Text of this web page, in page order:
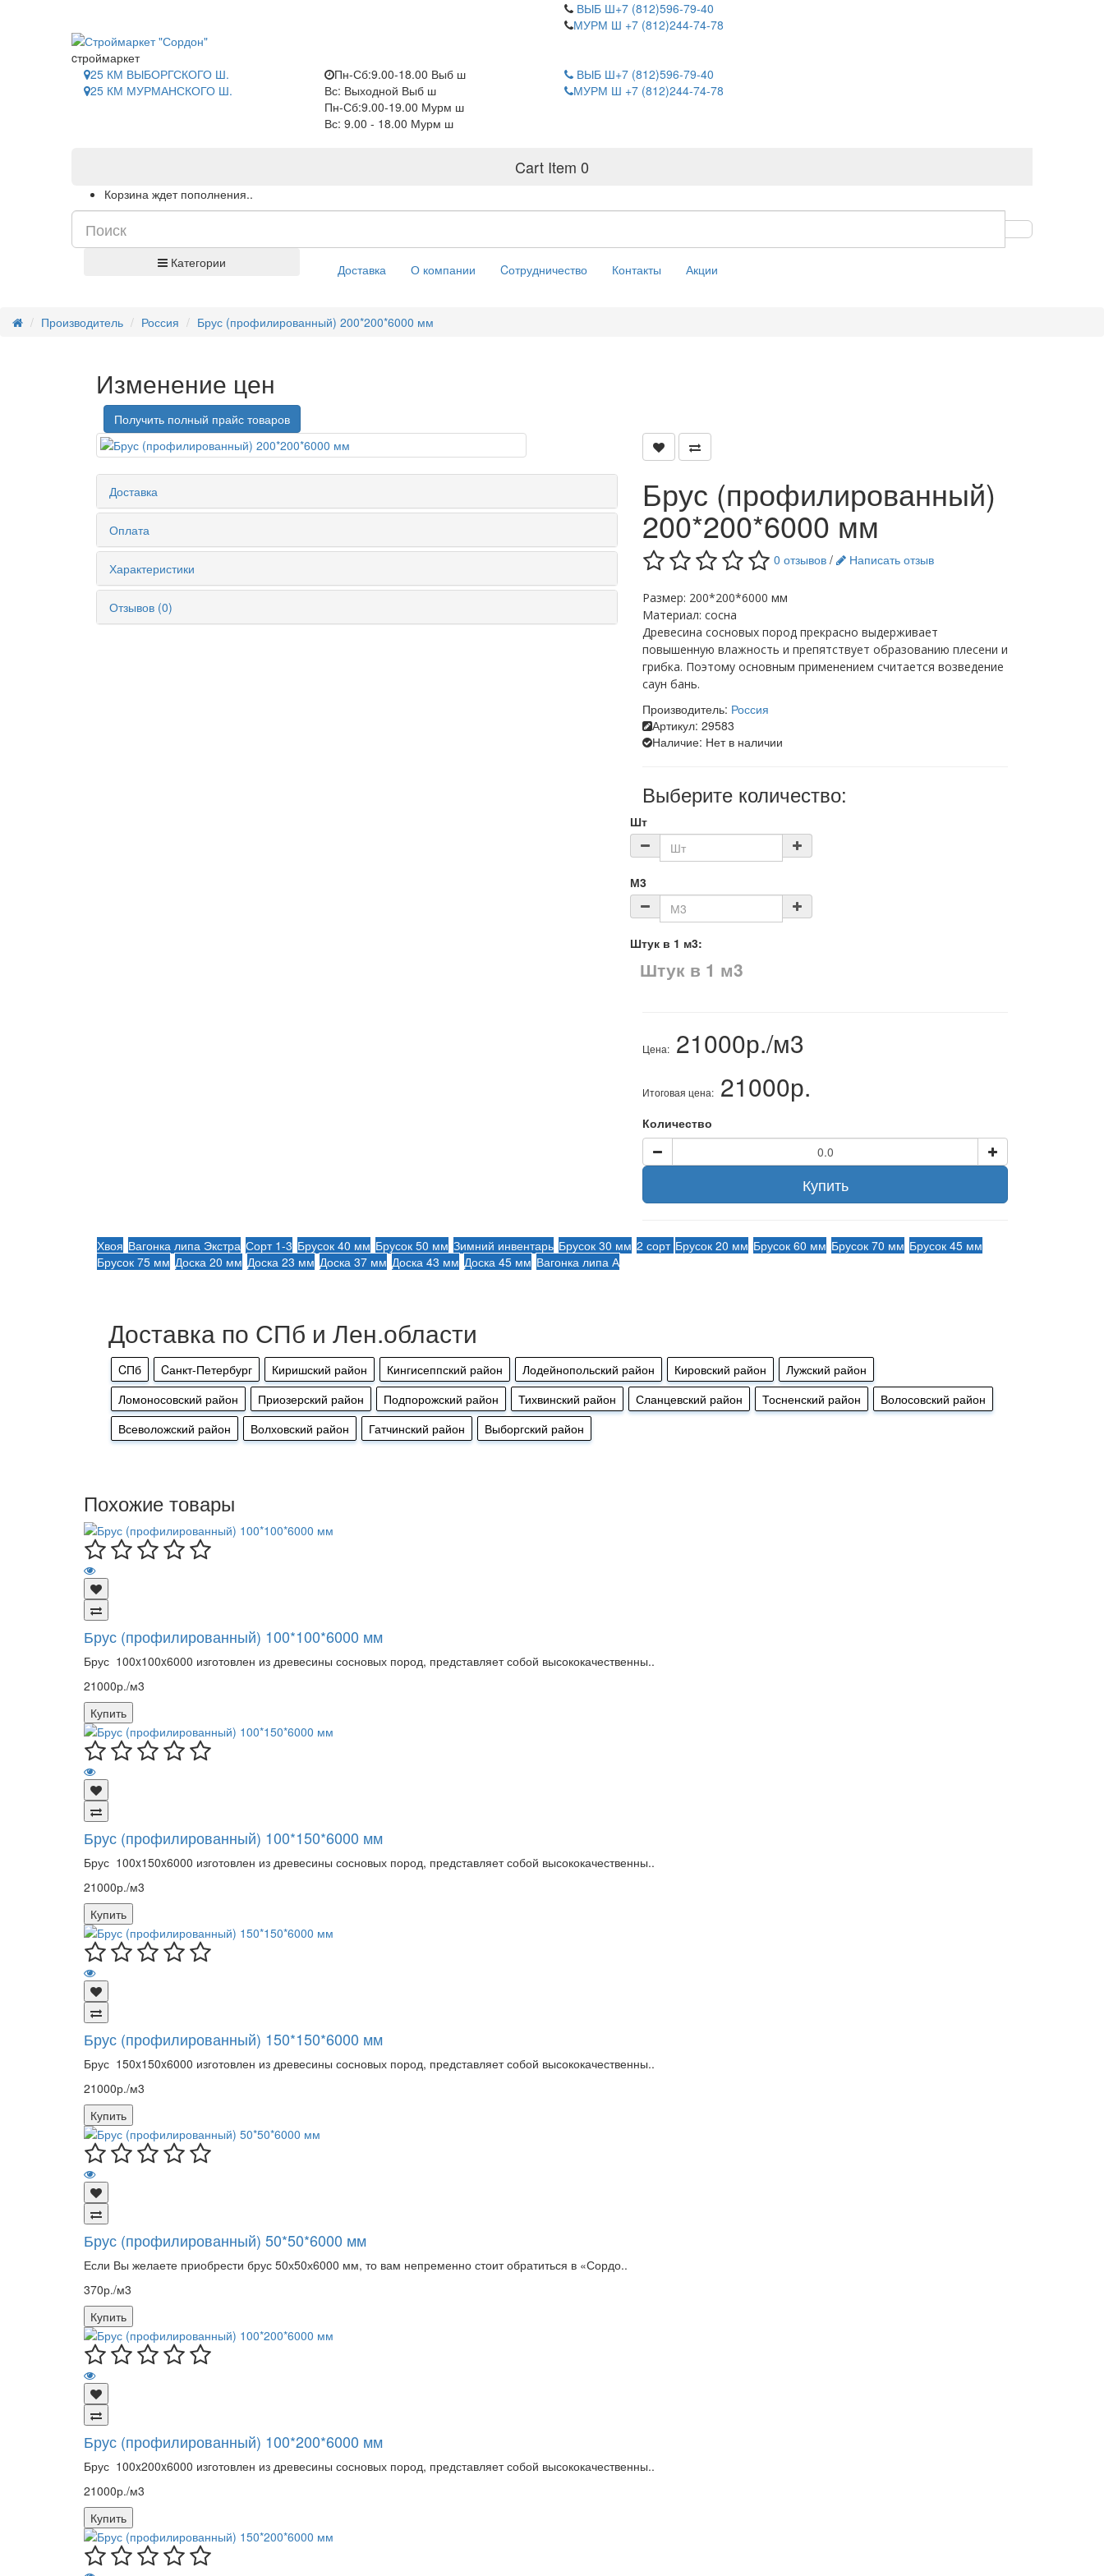
ВЫБ Ш+7 (812)596-79-40
МУРМ Ш +7 (812)244-74-78
cтроймаркет
25 КМ ВЫБОРГСКОГО Ш.
25 КМ МУРМАНСКОГО Ш.
Пн-Сб:9.00-18.00 Выб ш
Вс: Выходной Выб ш
Пн-Сб:9.00-19.00 Мурм ш
Вс: 9.00 - 18.00 Мурм ш
ВЫБ Ш+7 (812)596-79-40
МУРМ Ш +7 (812)244-74-78
Cart Item 0
Корзина ждет пополнения..
Доставка О компании Cотрудничество Контакты Акции
Категории
Производитель Россия Брус (профилированный) 200*200*6000 мм
Изменение цен
Получить полный прайс товаров
Доставка
Оплата
Характеристики
Отзывов (0)
Брус (профилированный)
200*200*6000 мм
0 отзывов / Написать отзыв
Размер: 200*200*6000 мм
Материал: сосна
Древесина сосновых пород прекрасно выдерживает
повышенную влажность и препятствует образованию плесени и
грибка. Поэтому основным применением считается возведение
саун бань.
Производитель: Россия
Артикул: 29583
Наличие: Нет в наличии
Выберите количество:
Шт
М3
Штук в 1 м3:
Цена: 21000р./м3
Итоговая цена: 21000р.
Количество
Купить
Хвоя Вагонка липа Экстра Сорт 1-3 Брусок 40 мм Брусок 50 мм Зимний инвентарь Брусок 30 мм 2 сорт Брусок 20 мм Брусок 60 мм Брусок 70 мм Брусок 45 мм
Брусок 75 мм Доска 20 мм Доска 23 мм Доска 37 мм Доска 43 мм Доска 45 мм Вагонка липа А
Доставка по СПб и Лен.области
CПб Cанкт-Петербург Киришский район Кингисеппский район Лодейнопольский район Кировский район
Лужский район
Ломоносовский район
Приозерский район Подпорожский район Тихвинский район Сланцевский район Тосненский район
Волосовский район
Всеволожский район
Волховский район Гатчинский район Выборгский район
Похожие товары
Брус (профилированный) 100*100*6000 мм
Брус 100x100x6000 изготовлен из древесины сосновых пород, представляет собой высококачественны..
21000р./м3
Купить
Брус (профилированный) 100*150*6000 мм
Брус 100x150x6000 изготовлен из древесины сосновых пород, представляет собой высококачественны..
21000р./м3
Купить
Брус (профилированный) 150*150*6000 мм
Брус 150x150x6000 изготовлен из древесины сосновых пород, представляет собой высококачественны..
21000р./м3
Купить
Брус (профилированный) 50*50*6000 мм
Если Вы желаете приобрести брус 50х50х6000 мм, то вам непременно стоит обратиться в «Сордо..
370р./м3
Купить
Брус (профилированный) 100*200*6000 мм
Брус 100x200x6000 изготовлен из древесины сосновых пород, представляет собой высококачественны..
21000р./м3
Купить